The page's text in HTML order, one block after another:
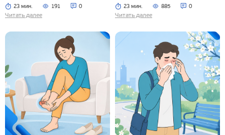
23 мин. 191 0
Читать далее
23 мин. 885 0
Читать далее